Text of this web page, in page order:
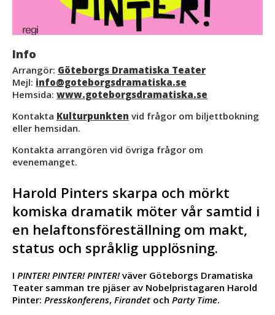
Info
Arrangör: Göteborgs Dramatiska Teater
Mejl: info@goteborgsdramatiska.se
Hemsida: www.goteborgsdramatiska.se
Kontakta Kulturpunkten vid frågor om biljettbokning
eller hemsidan.
Kontakta arrangören vid övriga frågor om
evenemanget.
Harold Pinters skarpa och mörkt
komiska dramatik möter vår samtid i
en helaftonsföreställning om makt,
status och språklig upplösning.
I PINTER! PINTER! PINTER!väver Göteborgs Dramatiska
Teater samman tre pjäser av Nobelpristagaren Harold
Pinter: Presskonferens, Firandet och Party Time.